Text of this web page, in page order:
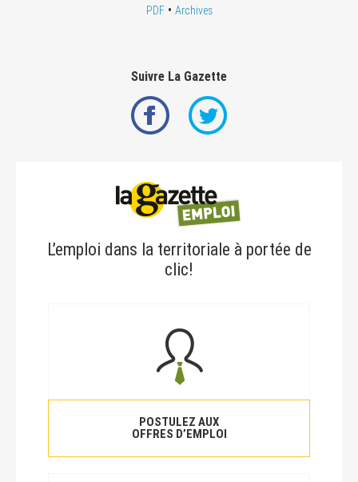
PDF• Archives
Suivre La Gazette
L’emploi dans la territoriale à portée de
clic!
POSTULEZ AUX
OFFRES D’EMPLOI